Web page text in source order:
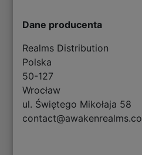
Dane producenta
Realms Distribution
Polska
50-127
Wrocław
ul. Świętego Mikołaja 58